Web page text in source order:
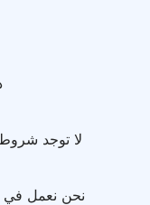
لا توجد
نحن نعمل في